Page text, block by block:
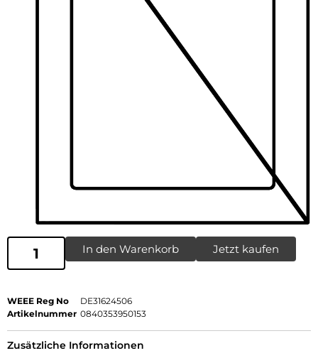
In den Warenkorb Jetzt kaufen
WEEE Reg No
DE31624506
Artikelnummer 0840353950153
Zusätzliche Informationen